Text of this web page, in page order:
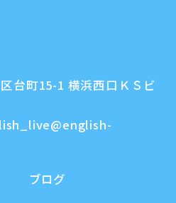
台町15-1 横浜西口ＫＳビ
ブログ